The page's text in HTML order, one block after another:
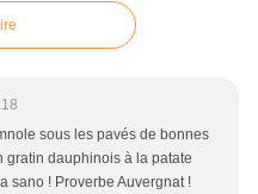
sous les pavés de bonnes
gratin dauphinois à la patate
sano ! Proverbe Auvergnat !